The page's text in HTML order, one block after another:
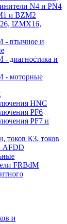
N4 и PN4
и BZM2
IZMX16,
- втычное и
- диагностика и
- моторные
HNC
PF6
PF7 и
токов КЗ, токов
AFDD
FRBdM
и